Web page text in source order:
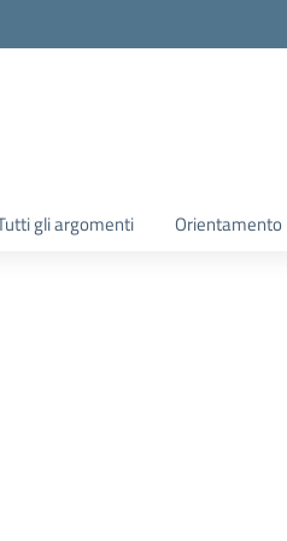
gli argomenti Orientamento